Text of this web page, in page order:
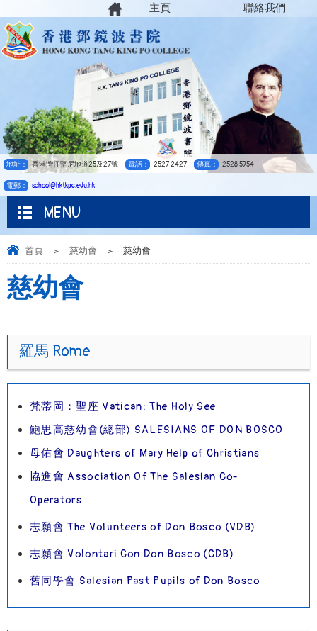
地址： 香港灣仔堅尼地道25及27號 電話： 2527 2427 傳真： 2528 5954
電郵： school@hktkpc.edu.hk
聯絡我們
主頁
MENU
首頁 > 慈幼會 > 慈幼會
慈幼會
羅馬 Rome
梵蒂岡：聖座 Vatican: The Holy See
鮑思高慈幼會(總部) SALESIANS OF DON BOSCO
母佑會 Daughters of Mary Help of Christians
協進會 Association Of The Salesian Co-
Operators
志願會 The Volunteers of Don Bosco (VDB)
志願會 Volontari Con Don Bosco (CDB)
舊同學會 Salesian Past Pupils of Don Bosco